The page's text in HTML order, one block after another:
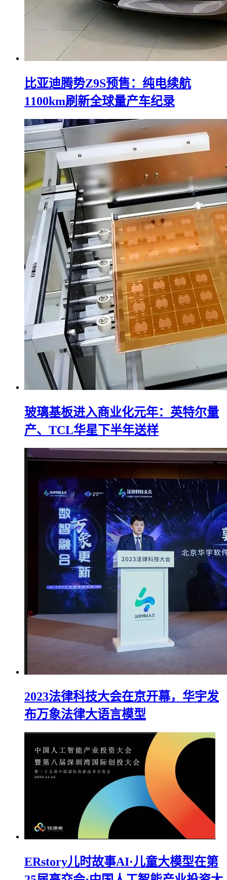
比亚迪腾势Z9S预售：纯电续航
1100km刷新全球量产车纪录
玻璃基板进入商业化元年：英特尔量
产、TCL华星下半年送样
2023法律科技大会在京开幕，华宇发
布万象法律大语言模型
ERstory儿时故事AI·儿童大模型在第